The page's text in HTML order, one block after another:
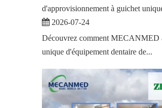
d'approvisionnement à guichet
2026-07-24
Découvrez comment MECANMED
unique d'équipement dentaire de...